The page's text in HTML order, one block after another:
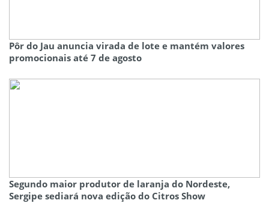
Pôr do Jau anuncia virada de lote e mantém valores
promocionais até 7 de agosto
Segundo maior produtor de laranja do Nordeste,
Sergipe sediará nova edição do Citros Show